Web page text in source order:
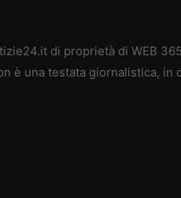
di proprietà di WEB
è una testata giornalistica,